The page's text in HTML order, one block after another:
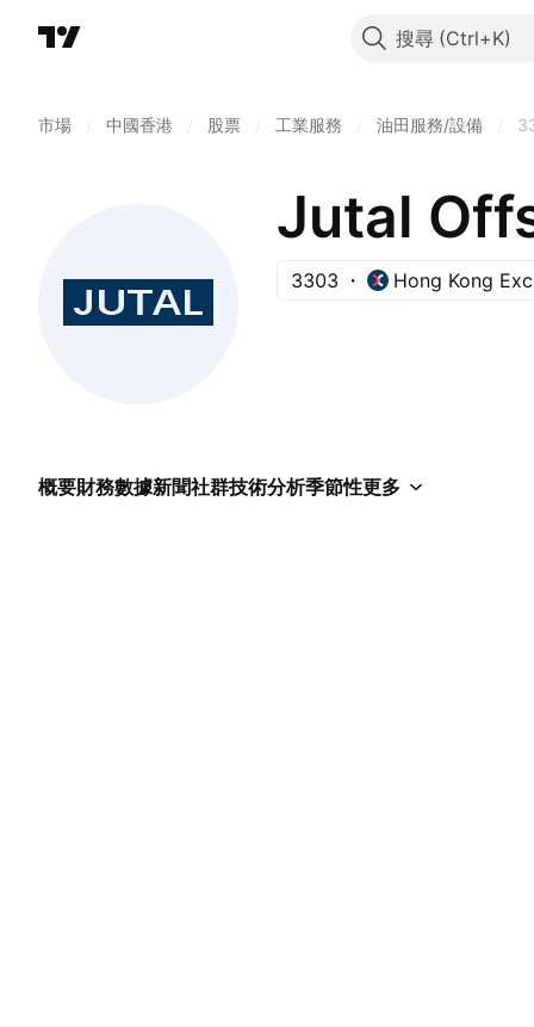
搜尋
市場 中國香港 股票 工業服務 油田服務/設備
Jutal
3303 Hong Kong
概要財務數據新聞社群技術分析季節性更多